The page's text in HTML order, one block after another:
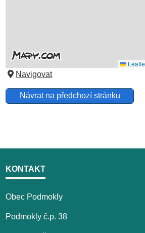
Navigovat
Návrat na předchozí stránku
KONTAKT
Obec Podmokly
Podmokly č.p. 38